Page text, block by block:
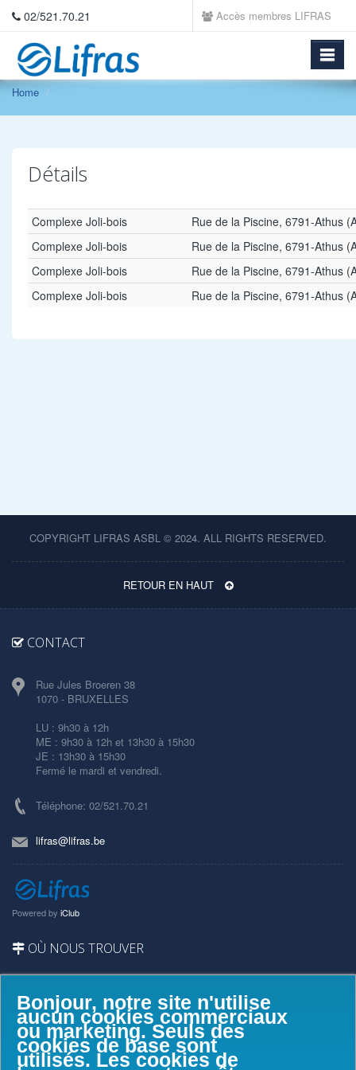
Bonjour, notre site n'utilise
aucun cookies commerciaux
ou marketing. Seuls des
cookies de base sont
utilisés. Les cookies de
02/521.70.21 Accès membres LIFRAS
Home
Détails
Complexe Joli-bois
Rue de la Piscine, 6791-Athus
Complexe Joli-bois
Rue de la Piscine, 6791-Athus
Complexe Joli-bois
Rue de la Piscine, 6791-Athus
Complexe Joli-bois
Rue de la Piscine, 6791-Athus
COPYRIGHT LIFRAS ASBL © 2024. ALL RIGHTS RESERVED.
RETOUR EN HAUT
CONTACT
Rue Jules Broeren 38
1070 - BRUXELLES
LU : 9h30 à 12h
ME : 9h30 à 12h et 13h30 à 15h30
JE : 13h30 à 15h30
Fermé le mardi et vendredi.
Téléphone: 02/521.70.21
lifras@lifras.be
Powered by iClub
OÙ NOUS TROUVER